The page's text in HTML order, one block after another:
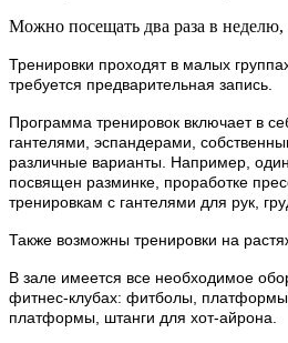
Можно посещать два раза в
Тренировки проходят в малых
требуется предварительная запись.
Программа тренировок включает в
гантелями, эспандерами,
различные варианты. Например,
посвящен разминке, проработке
тренировкам с гантелями для рук,
Также возможны тренировки на
В зале имеется все необходимое
фитнес-клубах: фитболы, платформы
платформы, штанги для хот-айрона.